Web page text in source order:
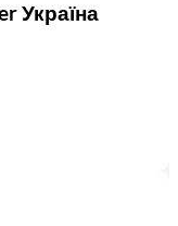
Україна